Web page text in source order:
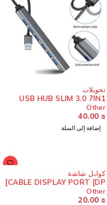
تحويلات
USB HUB SLIM 3.0 7IN1
Other
40.00
إضافة إلى السلة
كوابل شاشة
CABLE DISPLAY PORT [DP]
Other
20.00